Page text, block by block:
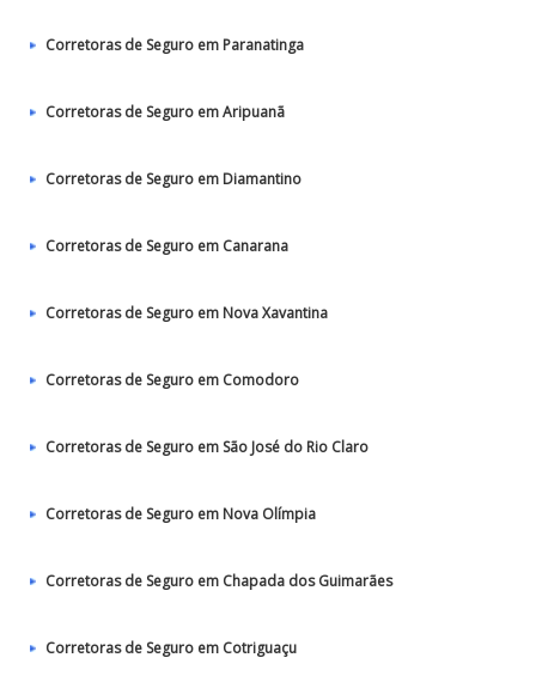
Corretoras de Seguro em Paranatinga
Corretoras de Seguro em Aripuanã
Corretoras de Seguro em Diamantino
Corretoras de Seguro em Canarana
Corretoras de Seguro em Nova Xavantina
Corretoras de Seguro em Comodoro
Corretoras de Seguro em São José do Rio Claro
Corretoras de Seguro em Nova Olímpia
Corretoras de Seguro em Chapada dos Guimarães
Corretoras de Seguro em Cotriguaçu